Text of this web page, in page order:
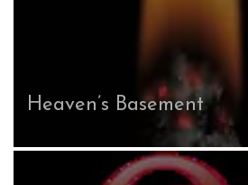
Heaven’s Basement